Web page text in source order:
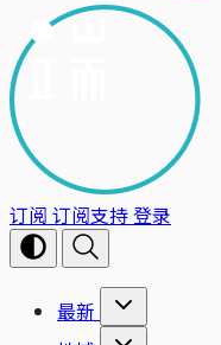
订阅 订阅支持登录
最新